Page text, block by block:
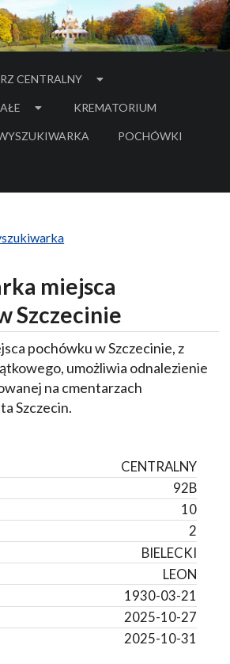
CENTRALNY
KREMATORIUM
POCHÓWKI
- LINK DO SERWISU
miejsca
Szczecinie
pochówku w Szczecinie, z
umożliwia odnalezienie
na cmentarzach
Szczecin.
CENTRALNY
92B
10
2
BIELECKI
LEON
1930-03-21
2025-10-27
2025-10-31